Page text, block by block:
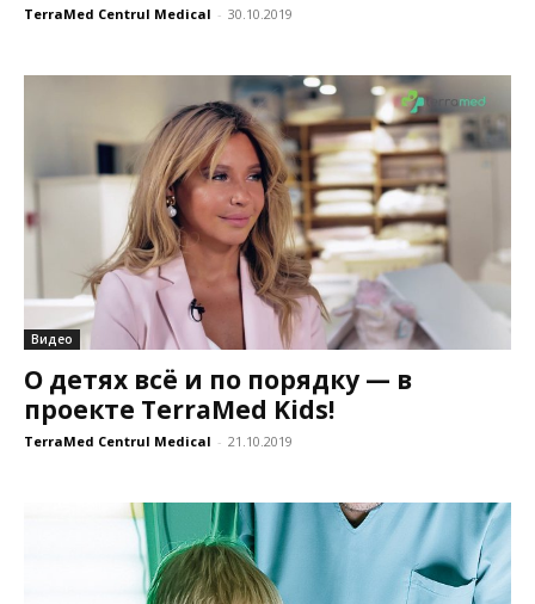
TerraMed Centrul Medical - 30.10.2019
Видео
О детях всё и по порядку — в
проекте TerraMed Kids!
TerraMed Centrul Medical - 21.10.2019